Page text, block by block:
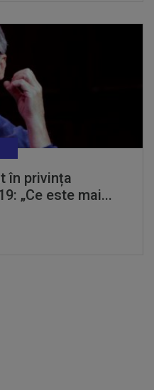
în privința
„Ce este mai...